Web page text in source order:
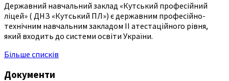
Державний навчальний заклад «Кутський професійний
ліцей» ( ДНЗ «Кутський ПЛ») є державним професійно-
технічним навчальним закладом ІІ атестаційного рівня,
який входить до системи освіти України.
Більше списків
Документи